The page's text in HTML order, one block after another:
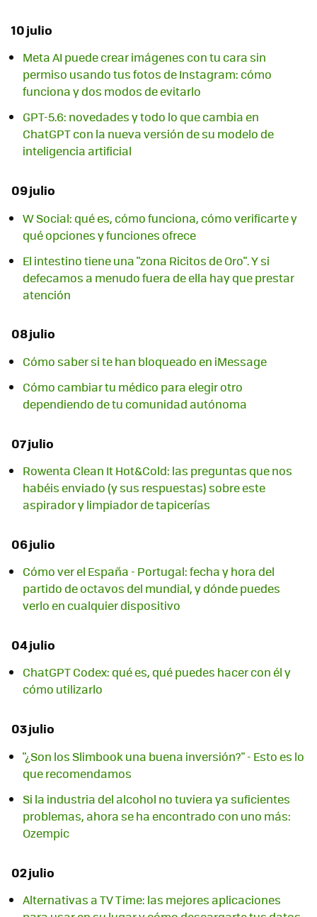
10 julio
Meta AI puede crear imágenes con tu cara sin
permiso usando tus fotos de Instagram: cómo
funciona y dos modos de evitarlo
GPT-5.6: novedades y todo lo que cambia en
ChatGPT con la nueva versión de su modelo de
inteligencia artificial
09 julio
W Social: qué es, cómo funciona, cómo verificarte y
qué opciones y funciones ofrece
El intestino tiene una "zona Ricitos de Oro". Y si
defecamos a menudo fuera de ella hay que prestar
atención
08 julio
Cómo saber si te han bloqueado en iMessage
Cómo cambiar tu médico para elegir otro
dependiendo de tu comunidad autónoma
07 julio
Rowenta Clean It Hot&Cold: las preguntas que nos
habéis enviado (y sus respuestas) sobre este
aspirador y limpiador de tapicerías
06 julio
Cómo ver el España - Portugal: fecha y hora del
partido de octavos del mundial, y dónde puedes
verlo en cualquier dispositivo
04 julio
ChatGPT Codex: qué es, qué puedes hacer con él y
cómo utilizarlo
03 julio
"¿Son los Slimbook una buena inversión?" - Esto es lo
que recomendamos
Si la industria del alcohol no tuviera ya suficientes
problemas, ahora se ha encontrado con uno más:
Ozempic
02 julio
Alternativas a TV Time: las mejores aplicaciones